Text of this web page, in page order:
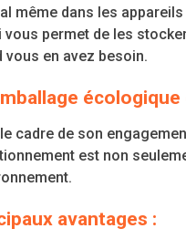
même dans les
vous permet de les
vous en avez besoin.
cadre de son
est non
avantages :